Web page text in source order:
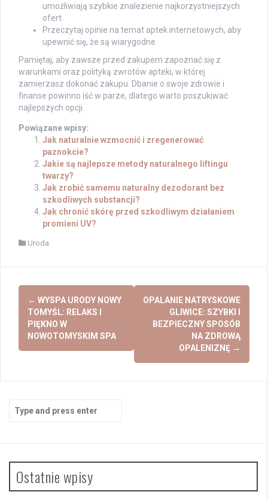
umożliwiają szybkie znalezienie najkorzystniejszych
ofert.
Przeczytaj opinie na temat aptek internetowych, aby
upewnić się, że są wiarygodne.
Pamiętaj, aby zawsze przed zakupem zapoznać się z
warunkami oraz polityką zwrotów apteki, w której
zamierzasz dokonać zakupu. Dbanie o swoje zdrowie i
finanse powinno iść w parze, dlatego warto poszukiwać
najlepszych opcji.
Powiązane wpisy:
Jak naturalnie wzmocnić i zregenerować
paznokcie?
Jakie są najlepsze metody naturalnego liftingu
twarzy?
Jak zrobić samemu naturalny dezodorant bez
szkodliwych substancji?
Jak chronić skórę przed szkodliwym działaniem
promieni UV?
Uroda
Post
navigation
← WYSPA URODY NOWY
TOMYŚL: RELAKS I
PIĘKNO W
NOWOTOMYSKIM SPA
OPALANIE NATRYSKOWE
GLIWICE: SZYBKI I
BEZPIECZNY SPOSÓB
NA ZDROWĄ
OPALENIZNĘ →
for:
Ostatnie wpisy